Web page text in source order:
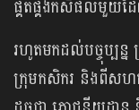
ផ្គត់ផ្គង់កសិផលមួយដ
រហូតមកដល់បច្ចុប្បន្
ក្រុមកសិករ និងពីសហគ